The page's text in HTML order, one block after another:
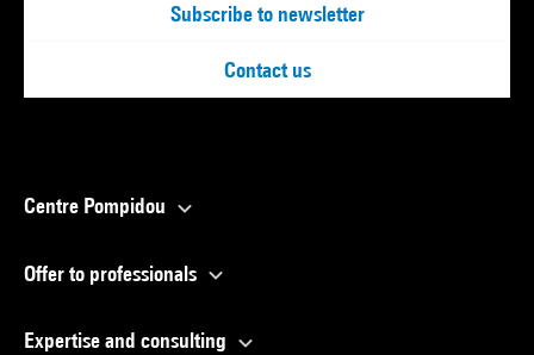
Subscribe to newsletter
Contact us
Centre Pompidou
Offer to professionals
Expertise and consulting